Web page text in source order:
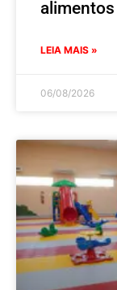
alimentos
LEIA MAIS »
06/08/2026